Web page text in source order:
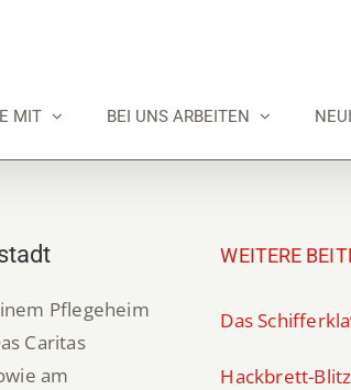
MIT BEI UNS ARBEITEN
Pflegeheim
Caritas
am
WEITERE
Das
Hackbrett-